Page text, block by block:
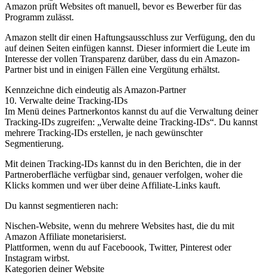
Amazon prüft Websites oft manuell, bevor es Bewerber für das
Programm zulässt.
Amazon stellt dir einen Haftungsausschluss zur Verfügung, den du
auf deinen Seiten einfügen kannst. Dieser informiert die Leute im
Interesse der vollen Transparenz darüber, dass du ein Amazon-
Partner bist und in einigen Fällen eine Vergütung erhältst.
Kennzeichne dich eindeutig als Amazon-Partner
10. Verwalte deine Tracking-IDs
Im Menü deines Partnerkontos kannst du auf die Verwaltung deiner
Tracking-IDs zugreifen: „Verwalte deine Tracking-IDs“. Du kannst
mehrere Tracking-IDs erstellen, je nach gewünschter
Segmentierung.
Mit deinen Tracking-IDs kannst du in den Berichten, die in der
Partneroberfläche verfügbar sind, genauer verfolgen, woher die
Klicks kommen und wer über deine Affiliate-Links kauft.
Du kannst segmentieren nach:
Nischen-Website, wenn du mehrere Websites hast, die du mit
Amazon Affiliate monetarisierst.
Plattformen, wenn du auf Faceboook, Twitter, Pinterest oder
Instagram wirbst.
Kategorien deiner Website